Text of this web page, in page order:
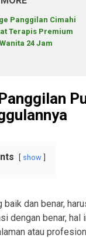
Panggilan Cimahi
Terapis Premium
24 Jam
show
baik dan benar,
dengan benar, hal
atau